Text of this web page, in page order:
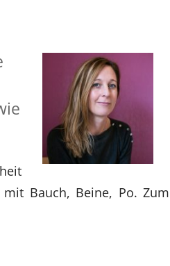
Bauch, Beine, Po. Zum